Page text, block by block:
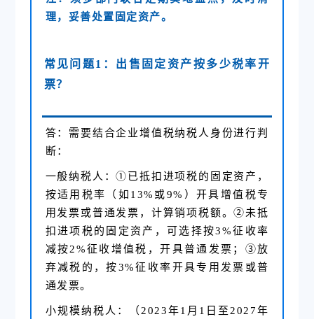
理，妥善处置固定资产。
常见问题1：出售固定资产按多少税率开
票？
答：需要结合企业增值税纳税人身份进行判
断：
一般纳税人：①已抵扣进项税的固定资产，
按适用税率（如13%或9%）开具增值税专
用发票或普通发票，计算销项税额。②未抵
扣进项税的固定资产，可选择按3%征收率
减按2%征收增值税，开具普通发票；③放
弃减税的，按3%征收率开具专用发票或普
通发票。
小规模纳税人：（2023年1月1日至2027年